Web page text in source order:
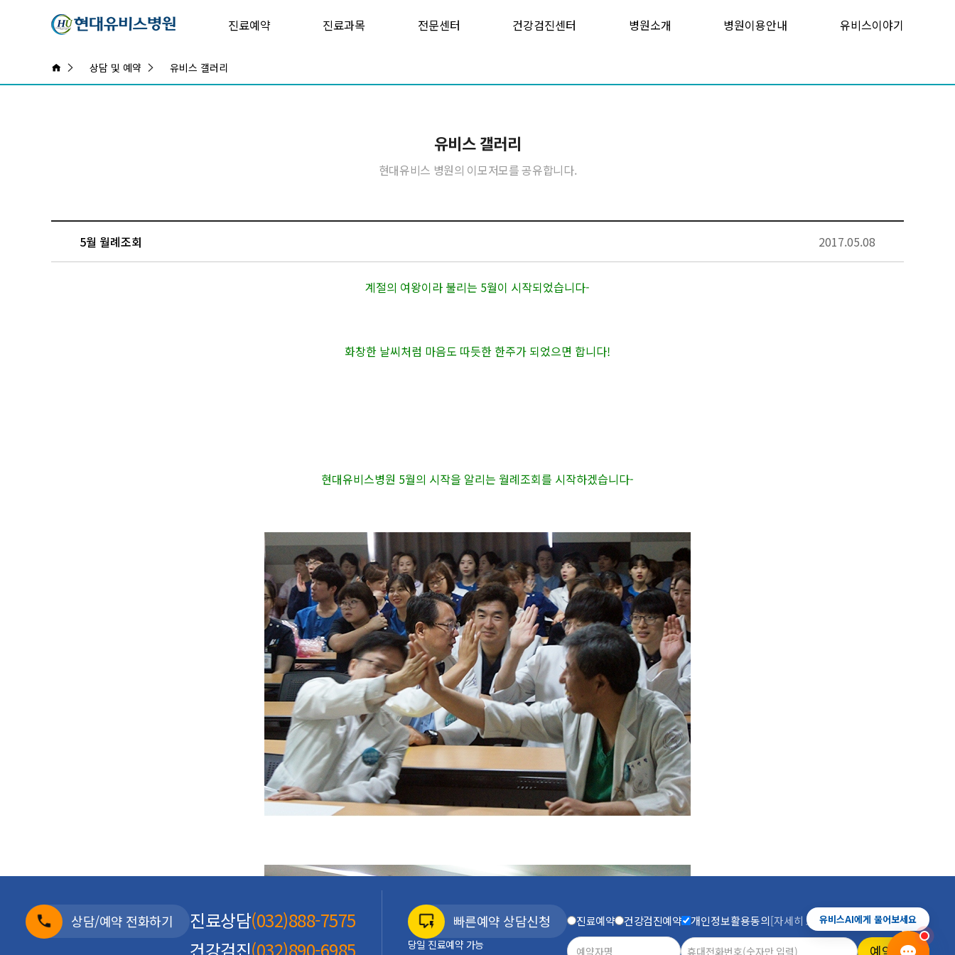
진료예약 진료과목 전문센터 건강검진센터 병원소개 병원이용안내 유비스이야기
상담 및 예약 유비스 갤러리
유비스 갤러리
현대유비스 병원의 이모저모를 공유합니다.
5월 월례조회 2017.05.08
계절의 여왕이라 불리는 5월이 시작되었습니다-
화창한 날씨처럼 마음도 따듯한 한주가 되었으면 합니다!
현대유비스병원 5월의 시작을 알리는 월례조회를 시작하겠습니다-
상담/예약 전화하기 진료상담(032)888-7575
건강검진(032)890-6985
빠른예약 상담신청
당일 진료예약 가능
진료예약 건강검진예약 개인정보활용동의[자세히 보기]
예약하기
유비스AI에게 물어보세요